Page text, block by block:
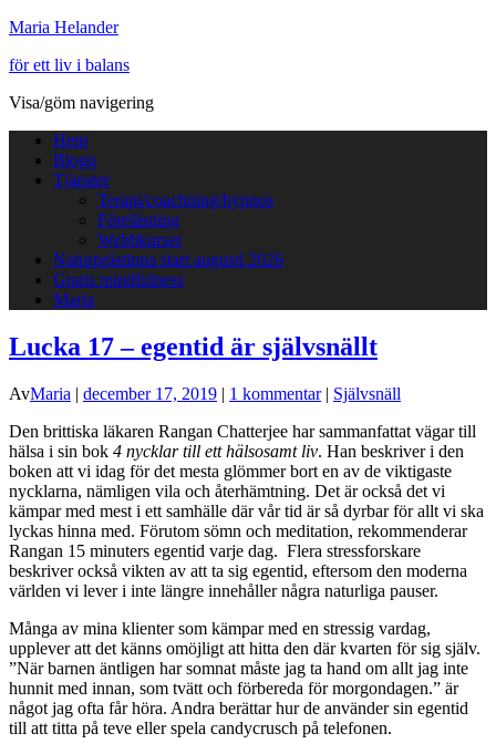
Maria Helander
för ett liv i balans
Visa/göm navigering
Hem
Blogg
Tjänster
Terapi/coachning/hypnos
Föreläsning
Webbkurser
Naturprästinna start augusti 2026
Gratis mindfulness
Maria
Lucka 17 – egentid är självsnällt
AvMaria | december 17, 2019 | 1 kommentar| Självsnäll
Den brittiska läkaren Rangan Chatterjee har sammanfattat vägar till
hälsa i sin bok 4 nycklar till ett hälsosamt liv. Han beskriver i den
boken att vi idag för det mesta glömmer bort en av de viktigaste
nycklarna, nämligen vila och återhämtning. Det är också det vi
kämpar med mest i ett samhälle där vår tid är så dyrbar för allt vi ska
lyckas hinna med. Förutom sömn och meditation, rekommenderar
Rangan 15 minuters egentid varje dag. Flera stressforskare
beskriver också vikten av att ta sig egentid, eftersom den moderna
världen vi lever i inte längre innehåller några naturliga pauser.
Många av mina klienter som kämpar med en stressig vardag,
upplever att det känns omöjligt att hitta den där kvarten för sig själv.
”När barnen äntligen har somnat måste jag ta hand om allt jag inte
hunnit med innan, som tvätt och förbereda för morgondagen.” är
något jag ofta får höra. Andra berättar hur de använder sin egentid
till att titta på teve eller spela candycrusch på telefonen.